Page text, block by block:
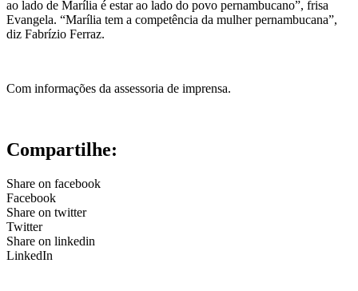
ao lado de Marília é estar ao lado do povo pernambucano”, frisa
Evangela. “Marília tem a competência da mulher pernambucana”,
diz Fabrízio Ferraz.
Com informações da assessoria de imprensa.
Compartilhe:
Share on facebook
Facebook
Share on twitter
Twitter
Share on linkedin
LinkedIn